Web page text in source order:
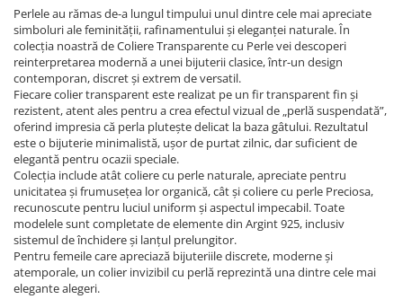
Coliere Transparente cu Pietre
Naturale
Coliere Transparente Diverse
LĂNȚIȘOARE ARGINT
Lănțișoare cu Inimioare
Lănțișoare cu Cruce
Lănțișoare cu Stea
Lănțișoare cu Soare
Lănțișoare cu Semilună
Lănțișoare cu Zodii
Lănțișoare cu Animale
Lănțișoare cu Molecule
Lănțișoare cu Pietre Naturale
Perlele au rămas de-a lungul timpului unul dintre cele mai apreciate
simboluri ale feminității, rafinamentului și eleganței naturale. În
colecția noastră de Coliere Transparente cu Perle vei descoperi
reinterpretarea modernă a unei bijuterii clasice, într-un design
contemporan, discret și extrem de versatil.
Fiecare colier transparent este realizat pe un fir transparent fin și
rezistent, atent ales pentru a crea efectul vizual de „perlă suspendată”,
oferind impresia că perla plutește delicat la baza gâtului. Rezultatul
este o bijuterie minimalistă, ușor de purtat zilnic, dar suficient de
elegantă pentru ocazii speciale.
Colecția include atât coliere cu perle naturale, apreciate pentru
unicitatea și frumusețea lor organică, cât și coliere cu perle Preciosa,
recunoscute pentru luciul uniform și aspectul impecabil. Toate
modelele sunt completate de elemente din Argint 925, inclusiv
sistemul de închidere și lanțul prelungitor.
Pentru femeile care apreciază bijuteriile discrete, moderne și
atemporale, un colier invizibil cu perlă reprezintă una dintre cele mai
elegante alegeri.